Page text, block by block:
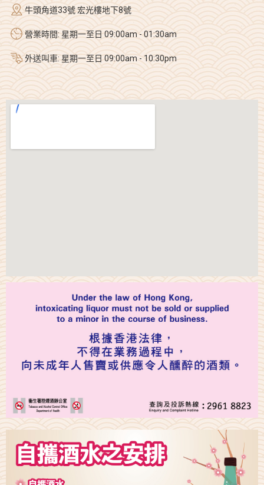
牛頭角道33號 宏光樓地下8號
營業時間: 星期一至日 09:00am - 01:30am
外送叫車: 星期一至日 09:00am - 10:30pm